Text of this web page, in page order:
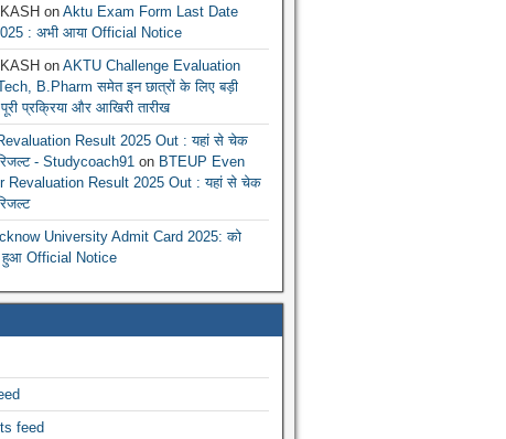
on Aktu Exam Form Last Date
: अभी आया Official Notice
on AKTU Challenge Evaluation
B.Pharm समेत इन छात्रों के लिए बड़ी
प्रक्रिया और आखिरी तारीख
Result 2025 Out : यहां से चेक
- Studycoach91on BTEUP Even
Revaluation Result 2025 Out : यहां से चेक
University Admit Card 2025: को
हुआ Official Notice
feed